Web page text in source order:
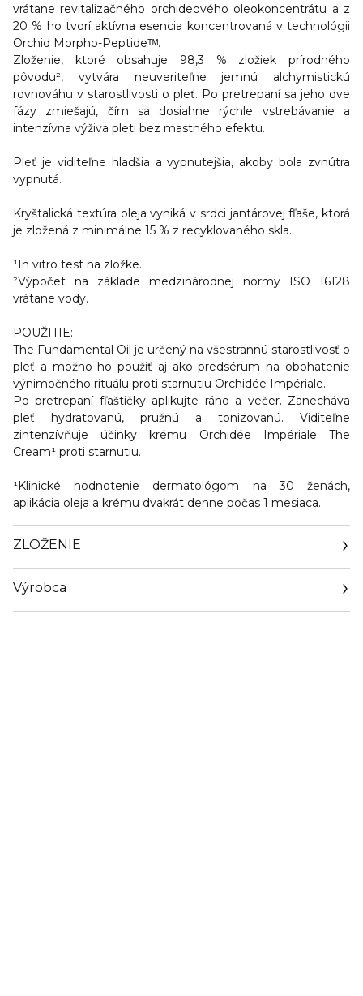
vrátane revitalizačného orchideového oleokoncentrátu a z
20 % ho tvorí aktívna esencia koncentrovaná v technológii
Orchid Morpho-Peptideᵀᴹ.
Zloženie, ktoré obsahuje 98,3 % zložiek prírodného
pôvodu², vytvára neuveriteľne jemnú alchymistickú
rovnováhu v starostlivosti o pleť. Po pretrepaní sa jeho dve
fázy zmiešajú, čím sa dosiahne rýchle vstrebávanie a
intenzívna výživa pleti bez mastného efektu.
Pleť je viditeľne hladšia a vypnutejšia, akoby bola zvnútra
vypnutá.
Kryštalická textúra oleja vyniká v srdci jantárovej fľaše, ktorá
je zložená z minimálne 15 % z recyklovaného skla.
¹In vitro test na zložke.
²Výpočet na základe medzinárodnej normy ISO 16128
vrátane vody.
POUŽITIE:
The Fundamental Oil je určený na všestrannú starostlivosť o
pleť a možno ho použiť aj ako predsérum na obohatenie
výnimočného rituálu proti starnutiu Orchidée Impériale.
Po pretrepaní fľaštičky aplikujte ráno a večer. Zanecháva
pleť hydratovanú, pružnú a tonizovanú. Viditeľne
zintenzívňuje účinky krému Orchidée Impériale The
Cream¹ proti starnutiu.
¹Klinické hodnotenie dermatológom na 30 ženách,
aplikácia oleja a krému dvakrát denne počas 1 mesiaca.
ZLOŽENIE
Výrobca